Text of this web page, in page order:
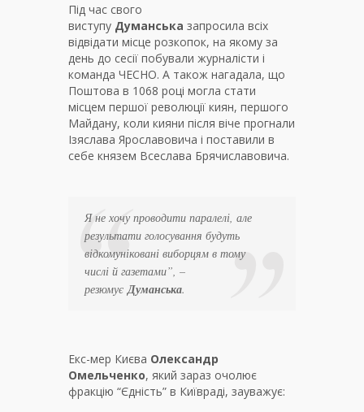
Під час свого
виступу Думанська запросила всіх
відвідати місце розкопок, на якому за
день до сесії побували журналісти і
команда ЧЕСНО. А також нагадала, що
Поштова в 1068 році могла стати
місцем першої революції киян, першого
Майдану, коли кияни після віче прогнали
Ізяслава Ярославовича і поставили в
себе князем Всеслава Брячиславовича.
Я не хочу проводити паралелі, але
результати голосування будуть
відкомуніковані виборцям в тому
числі й газетами”, –
резюмує Думанська.
Екс-мер Києва Олександр
Омельченко, який зараз очолює
фракцію “Єдність” в Київраді, зауважує: